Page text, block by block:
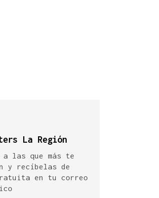
La Región
a las que más te
y recíbelas de
en tu correo